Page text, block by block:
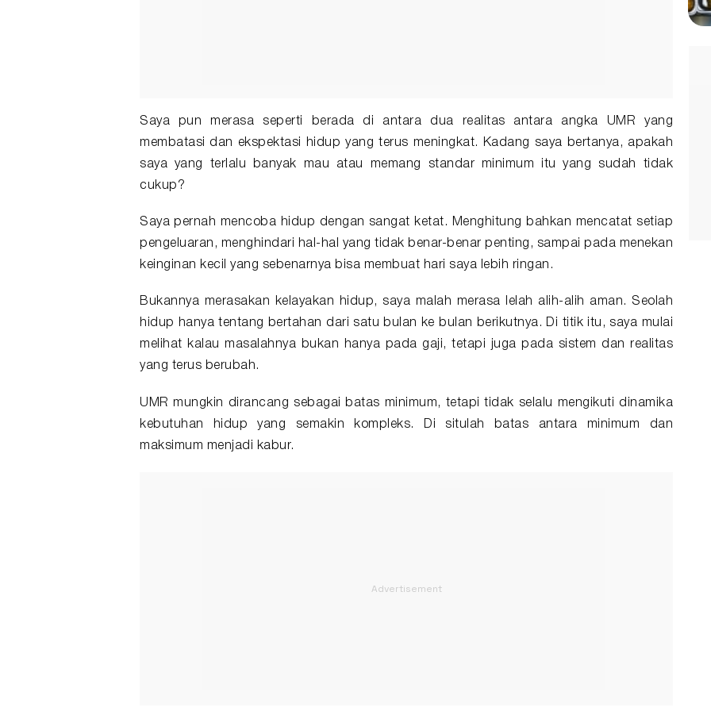
Saya pun merasa seperti berada di antara dua realitas antara angka UMR yang
membatasi dan ekspektasi hidup yang terus meningkat. Kadang saya bertanya, apakah
saya yang terlalu banyak mau atau memang standar minimum itu yang sudah tidak
cukup?
Saya pernah mencoba hidup dengan sangat ketat. Menghitung bahkan mencatat setiap
pengeluaran, menghindari hal-hal yang tidak benar-benar penting, sampai pada menekan
keinginan kecil yang sebenarnya bisa membuat hari saya lebih ringan.
Bukannya merasakan kelayakan hidup, saya malah merasa lelah alih-alih aman. Seolah
hidup hanya tentang bertahan dari satu bulan ke bulan berikutnya. Di titik itu, saya mulai
melihat kalau masalahnya bukan hanya pada gaji, tetapi juga pada sistem dan realitas
yang terus berubah.
UMR mungkin dirancang sebagai batas minimum, tetapi tidak selalu mengikuti dinamika
kebutuhan hidup yang semakin kompleks. Di situlah batas antara minimum dan
maksimum menjadi kabur.